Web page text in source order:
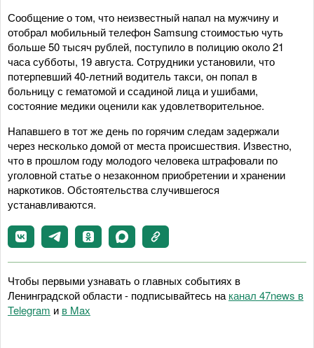
Сообщение о том, что неизвестный напал на мужчину и
отобрал мобильный телефон Samsung стоимостью чуть
больше 50 тысяч рублей, поступило в полицию около 21
часа субботы, 19 августа. Сотрудники установили, что
потерпевший 40-летний водитель такси, он попал в
больницу с гематомой и ссадиной лица и ушибами,
состояние медики оценили как удовлетворительное.
Напавшего в тот же день по горячим следам задержали
через несколько домой от места происшествия. Известно,
что в прошлом году молодого человека штрафовали по
уголовной статье о незаконном приобретении и хранении
наркотиков. Обстоятельства случившегося
устанавливаются.
Чтобы первыми узнавать о главных событиях в
Ленинградской области - подписывайтесь на канал 47news в
Telegram и в Maх